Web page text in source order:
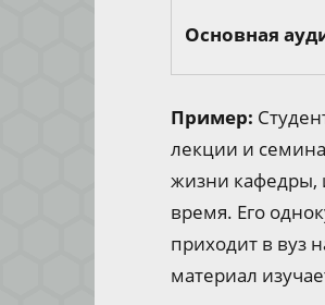
Основная
Пример:
лекции и
жизни кафедры,
время. Его
приходит в вуз
материал